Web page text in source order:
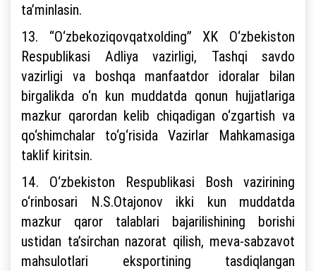
ta’minlasin.
13. “O‘zbekoziqovqatxolding” XK O‘zbekiston
Respublikasi Adliya vazirligi, Tashqi savdo
vazirligi va boshqa manfaatdor idoralar bilan
birgalikda o‘n kun muddatda qonun hujjatlariga
mazkur qarordan kelib chiqadigan o‘zgartish va
qo‘shimchalar to‘g‘risida Vazirlar Mahkamasiga
taklif kiritsin.
14. O‘zbekiston Respublikasi Bosh vazirining
o‘rinbosari N.S.Otajonov ikki kun muddatda
mazkur qaror talablari bajarilishining borishi
ustidan ta’sirchan nazorat qilish, meva-sabzavot
mahsulotlari eksportining tasdiqlangan